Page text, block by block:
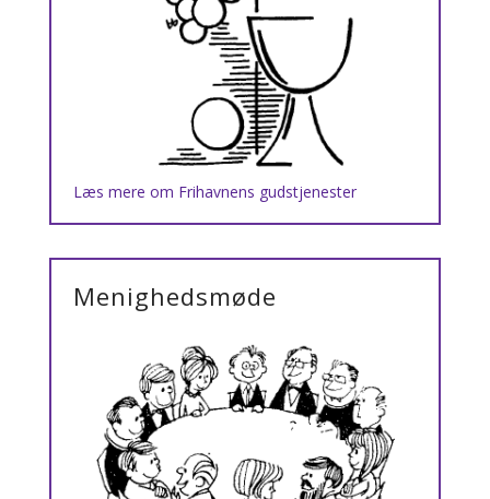
Læs mere om Frihavnens gudstjenester
Menighedsmøde